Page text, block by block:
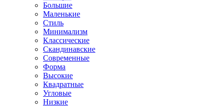
Большие
Маленькие
Стиль
Минимализм
Классические
Скандинавские
Современные
Форма
Высокие
Квадратные
Угловые
Низкие